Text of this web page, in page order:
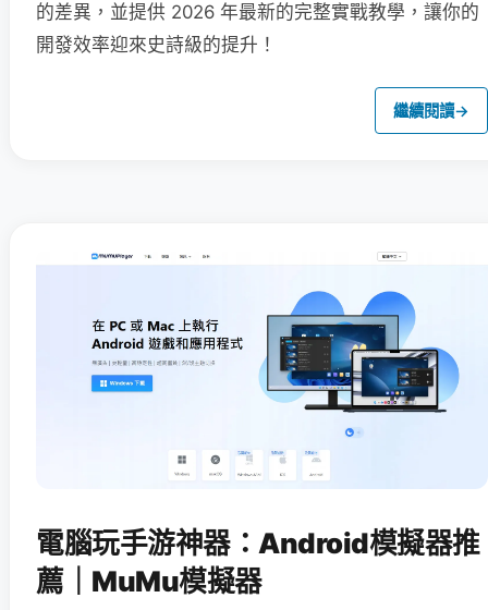
的差異，並提供 2026 年最新的完整實戰教學，讓你的
開發效率迎來史詩級的提升！
繼續閱讀→
電腦玩手游神器：Android模擬器推
薦｜MuMu模擬器